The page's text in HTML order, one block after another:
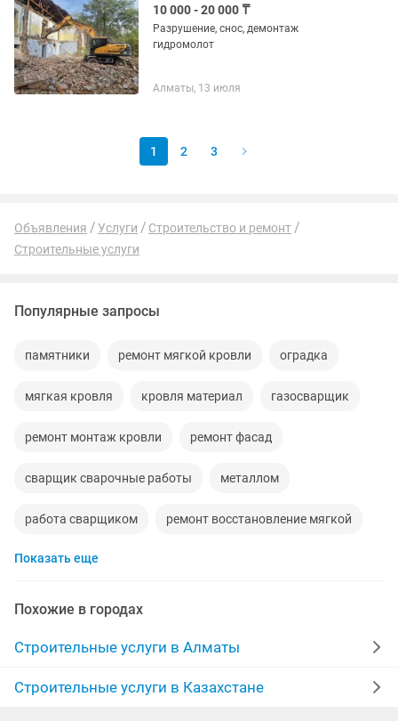
10 000 - 20 000 ₸
Разрушение, снос, демонтаж
гидромолот
Алматы, 13 июля
1 2 3
Объявления Услуги
Строительство и ремонт
Строительные услуги
Популярные запросы
памятники ремонт мягкой кровли оградка
мягкая кровля кровля материал газосварщик
ремонт монтаж кровли ремонт фасад
сварщик сварочные работы металлом
работа сварщиком ремонт восстановление мягкой
ремонтник
изготовление мягкой в супермаркетах
установка титана работа для сварщика
Показать еще
Похожие в городах
Строительные услуги в Алматы
Строительные услуги в Казахстане